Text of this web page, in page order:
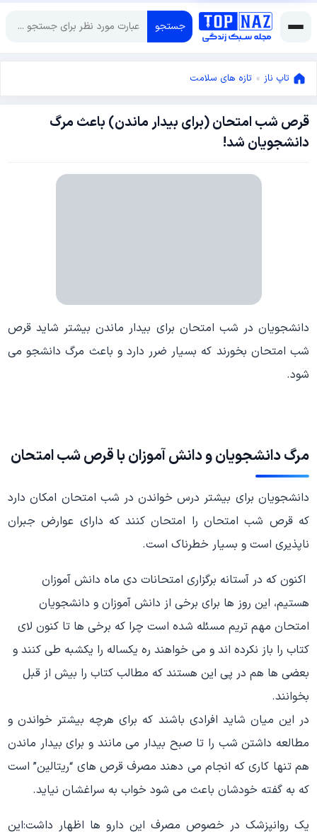
جستجو
تاپ ناز » تازه های سلامت
قرص شب امتحان (برای بیدار ماندن) باعث مرگ
دانشجویان شد!
دسامبر
دانشجویان در شب امتحان برای بیدار ماندن بیشتر شاید قرص
شب امتحان بخورند که بسیار ضرر دارد و باعث مرگ دانشجو می
شود.
مرگ دانشجویان و دانش آموزان باقرص شب امتحان
دانشجویان برای بیشتر درس خواندن در شب امتحان امکان دارد
که قرص شب امتحان را امتحان کنند که دارای عوارض جبران
ناپذیری است و بسیار خطرناک است.
اکنون که در آستانه برگزاری امتحانات دی ماه دانش آموزان
هستیم، این روز ها برای برخی از دانش آموزان و دانشجویان
امتحان مهم تریم مسئله شده است چرا که برخی ها تا کنون لای
کتاب را باز نکرده اند و می خواهند ره یکساله را یکشبه طی کنند و
بعضی ها هم در پی این هستند که مطالب کتاب را بیش از قبل
بخوانند.
در این میان شاید افرادی باشند که برای هرچه بیشتر خواندن و
مطالعه داشتن شب را تا صبح بیدار می مانند و برای بیدار ماندن
هم تنها کاری که انجام می دهند مصرف قرص های “ریتالین” است
که به گفته خودشان باعث می شود خواب به سراغشان نیاید.
یک روانپزشک در خصوص مصرف این دارو ها اظهار داشت:این